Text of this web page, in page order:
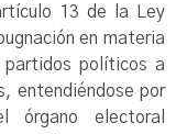
13 de la Ley
en materia
políticos a
entendiéndose por
electoral